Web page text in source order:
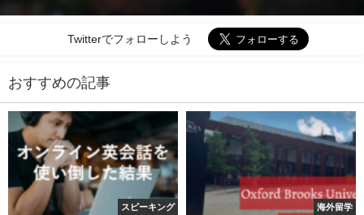
Twitterでフォローしよう
おすすめの記事
スピーキング 海外留学